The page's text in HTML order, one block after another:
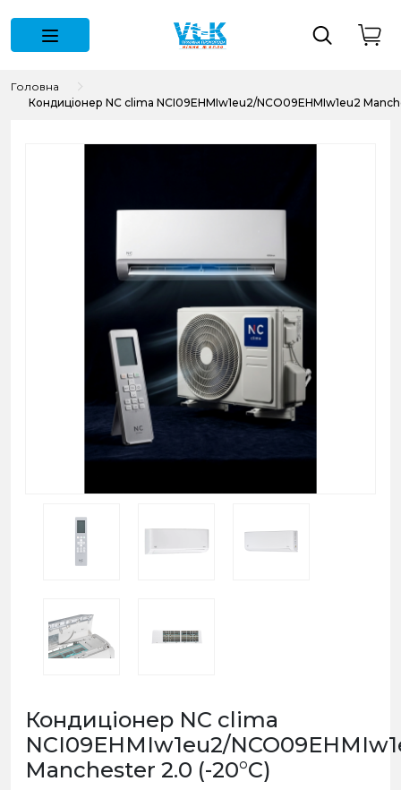
Головна
Кондиціонер NC clima NCI09EHMIw1eu2/NCO09EHMIw1eu2
Кондиціонер NC clima
NCI09EHMIw1eu2/
Manchester 2.0 (-20°C)